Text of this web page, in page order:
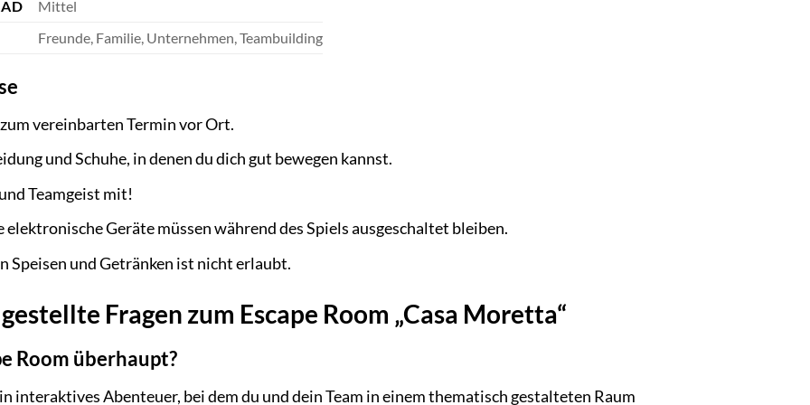
Mittel
Freunde, Familie, Unternehmen, Teambuilding
vereinbarten Termin vor Ort.
und Schuhe, in denen du dich gut bewegen kannst.
Teamgeist mit!
elektronische Geräte müssen während des Spiels ausgeschaltet bleiben.
Speisen und Getränken ist nicht erlaubt.
Fragen zum Escape Room „Casa Moretta“
Room überhaupt?
interaktives Abenteuer, bei dem du und dein Team in einem thematisch gestalteten Raum